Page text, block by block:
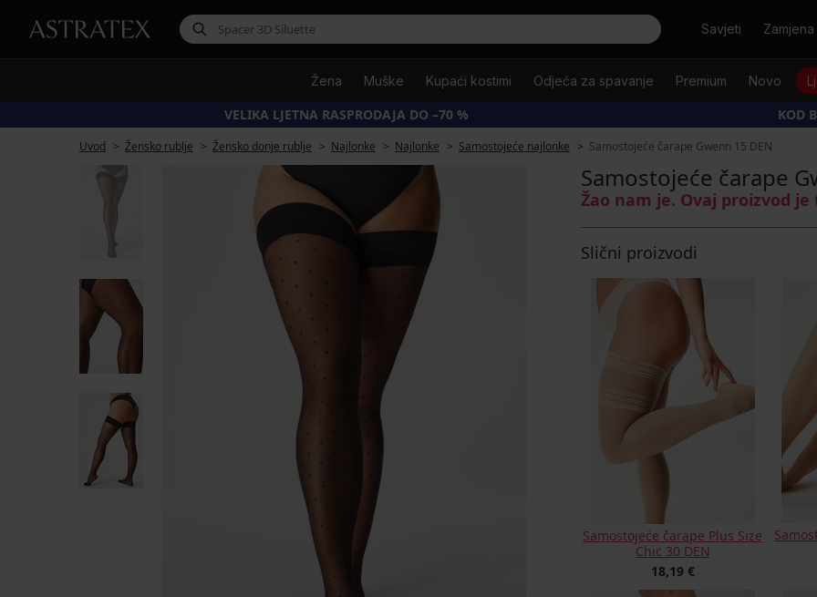
TražitiSavjeti
Žena Muške Kupaći kostimi Odjeća za spavanje Premium Novo
VELIKA LJETNA RASPRODAJA DO –70 % KOD
Uvod Žensko rublje Žensko donje rublje Najlonke Najlonke Samostojeće najlonke Samostojeće čarape Gwenn 15 DEN
Samostojeće čarape
Žao nam je. Ovaj proizvod
Slični proizvodi
Samostojeće čarape Plus Size
Chic 30 DEN
18,19 €